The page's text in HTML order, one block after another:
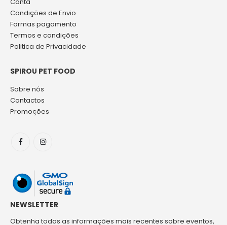
Condições de Envio
Formas pagamento
Termos e condições
Politica de Privacidade
SPIROU PET FOOD
Sobre nós
Contactos
Promoções
NEWSLETTER
Obtenha todas as informações mais recentes sobre eventos,